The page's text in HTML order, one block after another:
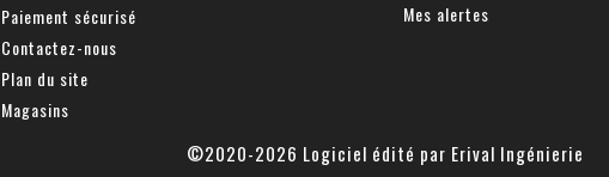
Paiement sécurisé
Contactez-nous
Plan du site
Magasins
Mes alertes
©2020-2026 Logiciel édité par Erival Ingénierie